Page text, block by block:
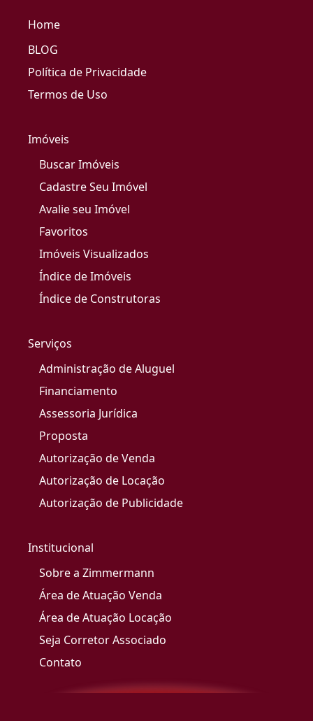
Home
BLOG
Política de Privacidade
Termos de Uso
Imóveis
Buscar Imóveis
Cadastre Seu Imóvel
Avalie seu Imóvel
Favoritos
Imóveis Visualizados
Índice de Imóveis
Índice de Construtoras
Serviços
Administração de Aluguel
Financiamento
Assessoria Jurídica
Proposta
Autorização de Venda
Autorização de Locação
Autorização de Publicidade
Institucional
Sobre a Zimmermann
Área de Atuação Venda
Área de Atuação Locação
Seja Corretor Associado
Contato